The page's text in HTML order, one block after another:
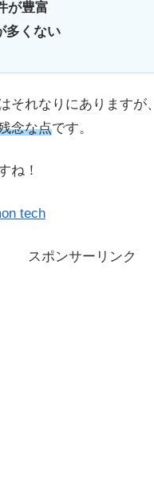
が豊富
多くない
それなりにありますが、
念な点です。
ね！
tech
スポンサーリンク